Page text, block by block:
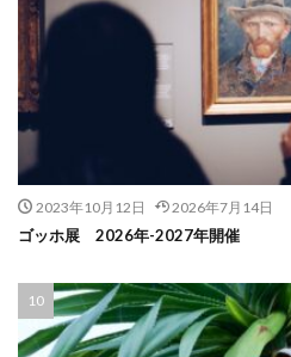
2023年10月12日 2026年7月14日
ゴッホ展 2026年-2027年開催